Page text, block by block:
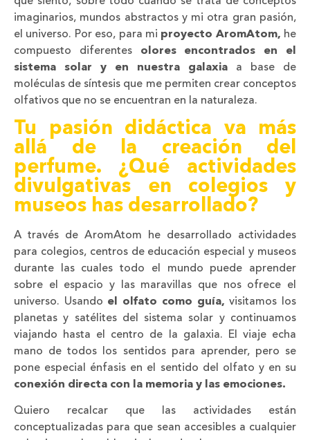
imaginarios, mundos abstractos y mi otra gran pasión,
el universo. Por eso, para mi proyecto AromAtom, he
compuesto diferentes olores encontrados en el
sistema solar y en nuestra galaxia a base de
moléculas de síntesis que me permiten crear conceptos
olfativos que no se encuentran en la naturaleza.
Tu pasión didáctica va más
allá de la creación del
perfume. ¿Qué actividades
divulgativas en colegios y
museos has desarrollado?
A través de AromAtom he desarrollado actividades
para colegios, centros de educación especial y museos
durante las cuales todo el mundo puede aprender
sobre el espacio y las maravillas que nos ofrece el
universo. Usando el olfato como guía, visitamos los
planetas y satélites del sistema solar y continuamos
viajando hasta el centro de la galaxia. El viaje echa
mano de todos los sentidos para aprender, pero se
pone especial énfasis en el sentido del olfato y en su
conexión directa con la memoria y las emociones.
Quiero recalcar que las actividades están
conceptualizadas para que sean accesibles a cualquier